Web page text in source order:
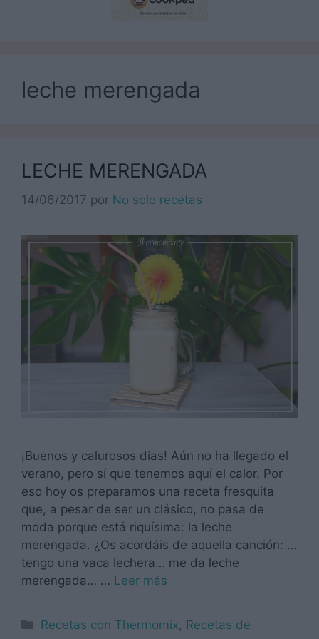
leche merengada
LECHE MERENGADA
14/06/2017 por No solo recetas
¡Buenos y calurosos días! Aún no ha llegado el
verano, pero sí que tenemos aquí el calor. Por
eso hoy os preparamos una receta fresquita
que, a pesar de ser un clásico, no pasa de
moda porque está riquísima: la leche
merengada. ¿Os acordáis de aquella canción: …
tengo una vaca lechera… me da leche
merengada… … Leer más
Categorías
Recetas con Thermomix, Recetas de